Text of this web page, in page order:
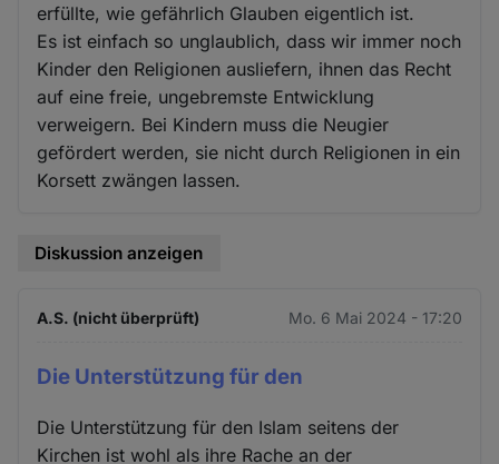
erfüllte, wie gefährlich Glauben eigentlich ist.
Es ist einfach so unglaublich, dass wir immer noch
Kinder den Religionen ausliefern, ihnen das Recht
auf eine freie, ungebremste Entwicklung
verweigern. Bei Kindern muss die Neugier
gefördert werden, sie nicht durch Religionen in ein
Korsett zwängen lassen.
Diskussion anzeigen
A.S. (nicht überprüft) Mo. 6 Mai 2024 - 17:20
Die Unterstützung für den
Die Unterstützung für den Islam seitens der
Kirchen ist wohl als ihre Rache an der